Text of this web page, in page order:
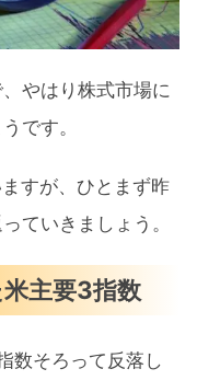
3499億円
やはり株式市場に
です。
すが、ひとまず昨
ていきましょう。
主要3指数
数そろって反落し